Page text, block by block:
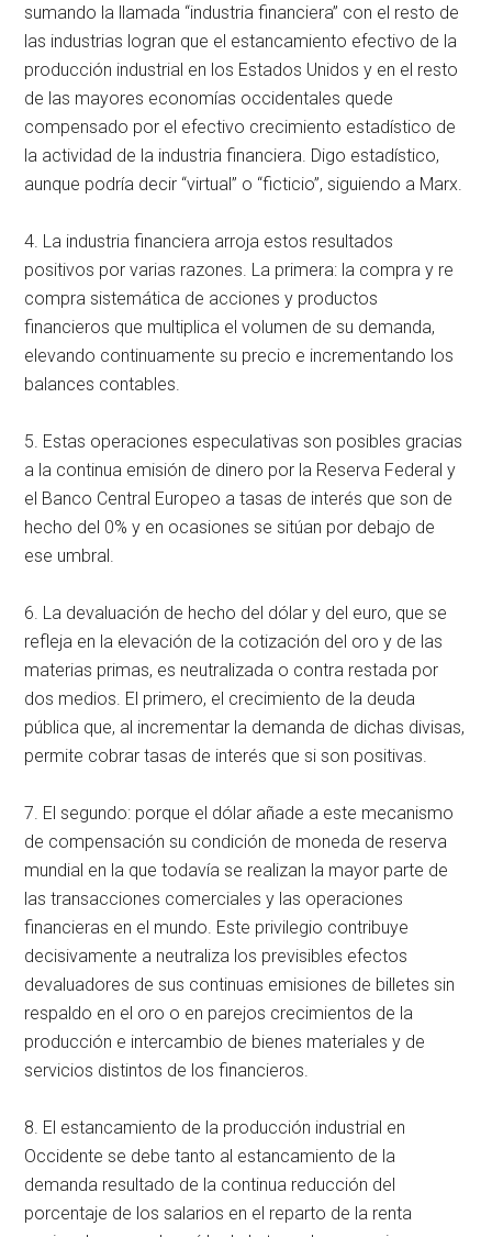
sumando la llamada “industria financiera” con el resto de
las industrias logran que el estancamiento efectivo de la
producción industrial en los Estados Unidos y en el resto
de las mayores economías occidentales quede
compensado por el efectivo crecimiento estadístico de
la actividad de la industria financiera. Digo estadístico,
aunque podría decir “virtual” o “ficticio”, siguiendo a Marx.
4. La industria financiera arroja estos resultados
positivos por varias razones. La primera: la compra y re
compra sistemática de acciones y productos
financieros que multiplica el volumen de su demanda,
elevando continuamente su precio e incrementando los
balances contables.
5. Estas operaciones especulativas son posibles gracias
a la continua emisión de dinero por la Reserva Federal y
el Banco Central Europeo a tasas de interés que son de
hecho del 0% y en ocasiones se sitúan por debajo de
ese umbral.
6. La devaluación de hecho del dólar y del euro, que se
refleja en la elevación de la cotización del oro y de las
materias primas, es neutralizada o contra restada por
dos medios. El primero, el crecimiento de la deuda
pública que, al incrementar la demanda de dichas divisas,
permite cobrar tasas de interés que si son positivas.
7. El segundo: porque el dólar añade a este mecanismo
de compensación su condición de moneda de reserva
mundial en la que todavía se realizan la mayor parte de
las transacciones comerciales y las operaciones
financieras en el mundo. Este privilegio contribuye
decisivamente a neutraliza los previsibles efectos
devaluadores de sus continuas emisiones de billetes sin
respaldo en el oro o en parejos crecimientos de la
producción e intercambio de bienes materiales y de
servicios distintos de los financieros.
8. El estancamiento de la producción industrial en
Occidente se debe tanto al estancamiento de la
demanda resultado de la continua reducción del
porcentaje de los salarios en el reparto de la renta